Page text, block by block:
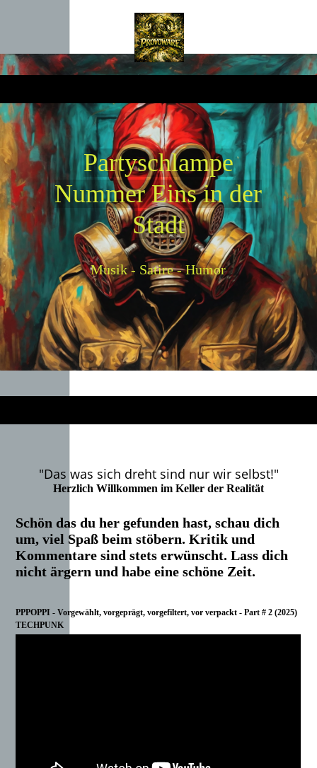
Partyschlampe
Nummer Eins in der
Stadt
Musik - Satire - Humor
"Das was sich dreht sind nur wir selbst!"
Herzlich Willkommen im Keller der Realität
Schön das du her gefunden hast, schau dich
um, viel Spaß beim stöbern. Kritik und
Kommentare sind stets erwünscht. Lass dich
nicht ärgern und habe eine schöne Zeit.
PPPOPPI - Vorgewählt, vorgeprägt, vorgefiltert, vor verpackt - Part # 2 (2025)
TECHPUNK